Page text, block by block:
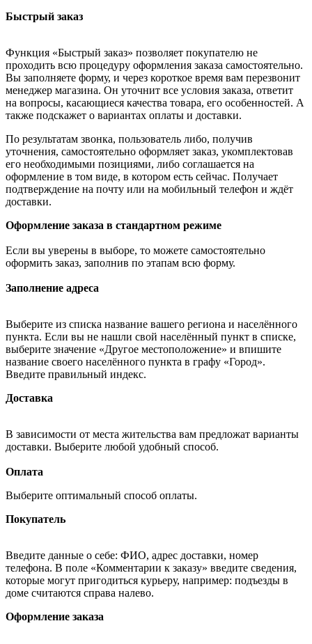
Быстрый заказ
Функция «Быстрый заказ» позволяет покупателю не
проходить всю процедуру оформления заказа самостоятельно.
Вы заполняете форму, и через короткое время вам перезвонит
менеджер магазина. Он уточнит все условия заказа, ответит
на вопросы, касающиеся качества товара, его особенностей. А
также подскажет о вариантах оплаты и доставки.
По результатам звонка, пользователь либо, получив
уточнения, самостоятельно оформляет заказ, укомплектовав
его необходимыми позициями, либо соглашается на
оформление в том виде, в котором есть сейчас. Получает
подтверждение на почту или на мобильный телефон и ждёт
доставки.
Оформление заказа в стандартном режиме
Если вы уверены в выборе, то можете самостоятельно
оформить заказ, заполнив по этапам всю форму.
Заполнение адреса
Выберите из списка название вашего региона и населённого
пункта. Если вы не нашли свой населённый пункт в списке,
выберите значение «Другое местоположение» и впишите
название своего населённого пункта в графу «Город».
Введите правильный индекс.
Доставка
В зависимости от места жительства вам предложат варианты
доставки. Выберите любой удобный способ.
Оплата
Выберите оптимальный способ оплаты.
Покупатель
Введите данные о себе: ФИО, адрес доставки, номер
телефона. В поле «Комментарии к заказу» введите сведения,
которые могут пригодиться курьеру, например: подъезды в
доме считаются справа налево.
Оформление заказа